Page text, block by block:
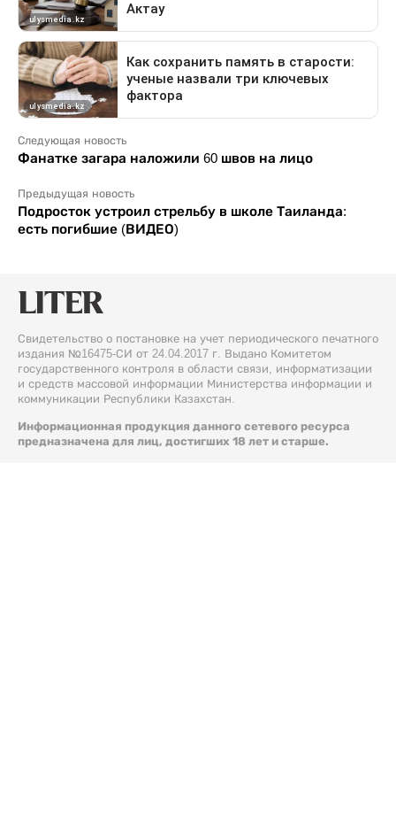
Следующая новость
Фанатке загара наложили 60 швов на лицо
Предыдущая новость
Подросток устроил стрельбу в школе Таиланда:
есть погибшие (ВИДЕО)
Свидетельство о постановке на учет периодического печатного
издания №16475-СИ от 24.04.2017 г. Выдано Комитетом
государственного контроля в области связи, информатизации
и средств массовой информации Министерства информации и
коммуникации Республики Казахстан.
Информационная продукция данного сетевого ресурса
предназначена для лиц, достигших 18 лет и старше.